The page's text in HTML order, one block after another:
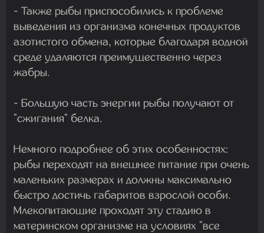
- Также рыбы приспособились к проблеме
выведения из организма конечных продуктов
азотистого обмена, которые благодаря водной
среде удаляются преимущественно через
жабры.
- Большую часть энергии рыбы получают от
"сжигания" белка.
Немного подробнее об этих особенностях:
рыбы переходят на внешнее питание при очень
маленьких размерах и должны максимально
быстро достичь габаритов взрослой особи.
Млекопитающие проходят эту стадию в
материнском организме на условиях "все